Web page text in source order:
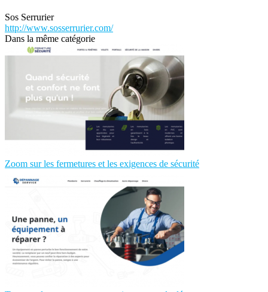
Sos Serrurier
http://www.sosserrurier.com/
Dans la même catégorie
Zoom sur les fermetures et les exigences de sécurité